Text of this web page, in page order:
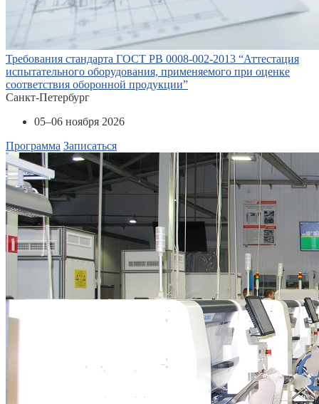
Требования стандарта ГОСТ РВ 0008-002-2013 “Аттестация
испытательного оборудования, применяемого при оценке
соответствия оборонной продукции”
Санкт-Петербург
05–06 ноября 2026
Программа Записаться